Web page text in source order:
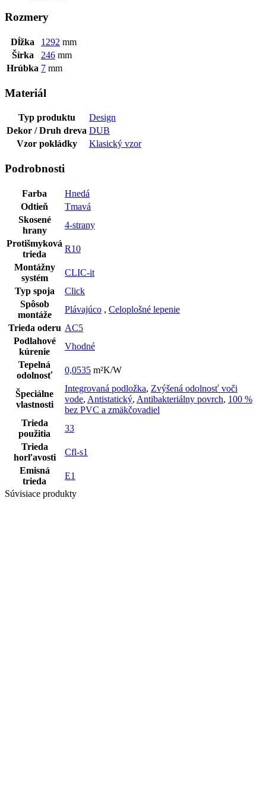
Rozmery
Dĺžka 1292 mm
Šírka
246 mm
Hrúbka 7 mm
Materiál
Typ produktu
Design
Dekor / Druh dreva DUB
Vzor pokládky
Klasický vzor
Podrobnosti
Farba
Hnedá
Odtieň
Tmavá
Skosené
hrany
4-strany
Protišmyková
trieda
R10
Montážny
systém
CLIC-it
Typ spoja
Click
Spôsob
montáže
Plávajúco , Celoplošné lepenie
Trieda oderu AC5
Podlahové
kúrenie
Vhodné
Tepelná
odolnosť
0,0535 m²K/W
Špeciálne
vlastnosti
Integrovaná podložka, Zvýšená odolnosť voči
vode, Antistatický, Antibakteriálny povrch, 100 %
bez PVC a zmäkčovadiel
Trieda
použitia
33
Trieda
horľavosti
Cfl-s1
Emisná
trieda
E1
Súvisiace produkty